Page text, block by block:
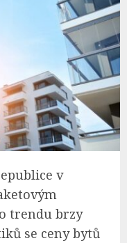
v
trendu brzy
se ceny bytů